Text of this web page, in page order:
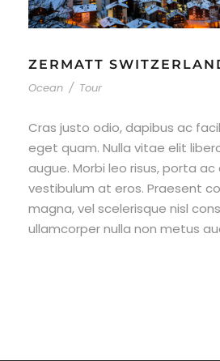
ZERMATT
Ocean / Tour
Cras justo odio, dapibus ac
eget quam. Nulla vitae elit
augue. Morbi leo risus, porta
vestibulum at eros. Praesent
magna, vel scelerisque nisl
ullamcorper nulla non metus